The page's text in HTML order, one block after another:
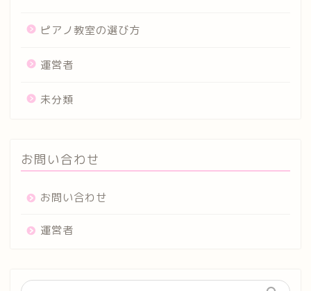
ピアノ教室の選び方
運営者
未分類
お問い合わせ
お問い合わせ
運営者